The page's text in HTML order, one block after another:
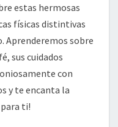
estas hermosas
físicas distintivas
Aprenderemos sobre
sus cuidados
con
y te encanta la
ti!